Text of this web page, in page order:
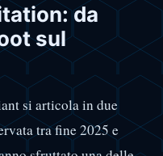
da
sul
si articola in due
tra fine 2025 e